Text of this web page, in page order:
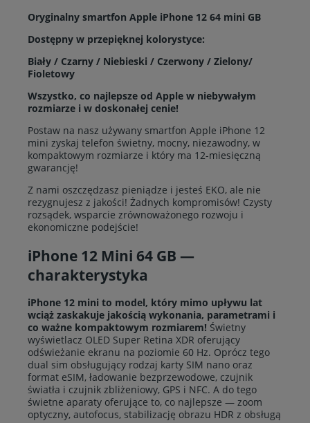
Oryginalny smartfon Apple iPhone 12 64 mini GB
Dostępny w przepięknej kolorystyce:
Biały / Czarny / Niebieski / Czerwony / Zielony/
Fioletowy
Wszystko, co najlepsze od Apple w niebywałym
rozmiarze i w doskonałej cenie!
Postaw na nasz używany smartfon Apple iPhone 12
mini zyskaj telefon świetny, mocny, niezawodny, w
kompaktowym rozmiarze i który ma 12-miesięczną
gwarancję!
Z nami oszczędzasz pieniądze i jesteś EKO, ale nie
rezygnujesz z jakości! Żadnych kompromisów! Czysty
rozsądek, wsparcie zrównoważonego rozwoju i
ekonomiczne podejście!
iPhone 12 Mini 64 GB —
charakterystyka
iPhone 12 mini to model, który mimo upływu lat
wciąż zaskakuje jakością wykonania, parametrami i
co ważne kompaktowym rozmiarem! Świetny
wyświetlacz OLED Super Retina XDR oferujący
odświeżanie ekranu na poziomie 60 Hz. Oprócz tego
dual sim obsługujący rodzaj karty SIM nano oraz
format eSIM, ładowanie bezprzewodowe, czujnik
światła i czujnik zbliżeniowy, GPS i NFC. A do tego
świetne aparaty oferujące to, co najlepsze — zoom
optyczny, autofocus, stabilizację obrazu HDR z obsługą